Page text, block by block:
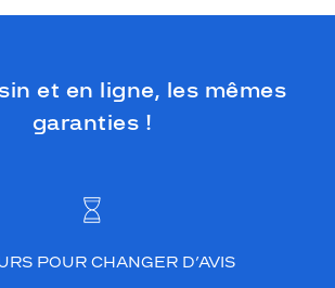
et en ligne, les mêmes
garanties !
POUR CHANGER D’AVIS